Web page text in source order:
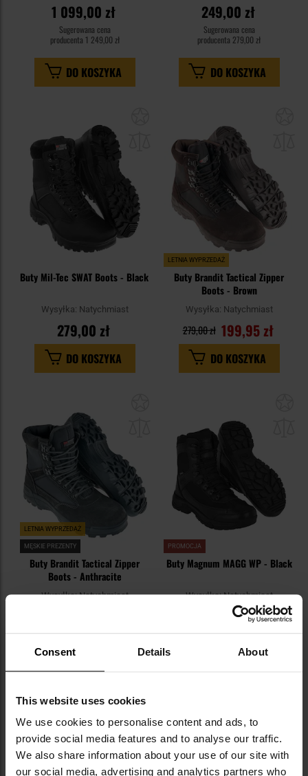
Consent Details About
This website uses cookies
We use cookies to personalise content and ads, to
provide social media features and to analyse our traffic.
We also share information about your use of our site with
our social media, advertising and analytics partners who
1 099,00 zł
Sugerowana cena
producenta 1 249,00 zł
DO KOSZYKA
249,00 zł
Sugerowana cena
producenta 279,00 zł
DO KOSZYKA
schowka
Buty Mil-Tec SWAT Boots - Black
Wysyłka: Natychmiast
279,00 zł
DO KOSZYKA
LETNIA WYPRZEDAŻ
Buty Brandit Tactical Zipper
Boots - Brown
Wysyłka: Natychmiast
199,95 zł
279,00 zł
DO KOSZYKA
schowka
LETNIA WYPRZEDAŻ
MĘSKIE PREZENTY
Buty Brandit Tactical Zipper
Boots - Anthracite
Wysyłka:Natychmiast
DO KOSZYKA
PROMOCJA
Buty Magnum MAGG WP - Black
Wysyłka:Natychmiast
449,00 zł
DO KOSZYKA
schowka